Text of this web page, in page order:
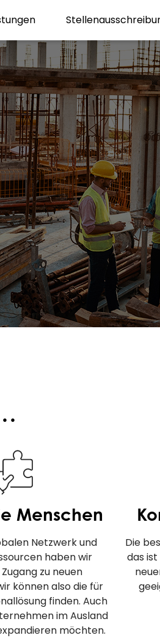
Menschen
Netzwerk und
haben wir
zu neuen
können also die für
finden. Auch
im Ausland
möchten.
Die
das